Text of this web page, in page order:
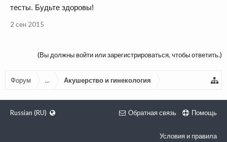
тесты. Будьте здоровы!
2 сен 2015
(Вы должны войти или зарегистрироваться, чтобы ответить.)
Форум ... Акушерство и гинекология
Russian (RU) Обратная связь Помощь
Условия и правила